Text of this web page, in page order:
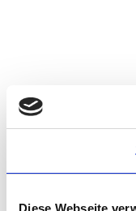
Diese Webseite